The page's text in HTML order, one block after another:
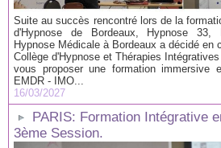
Suite au succès rencontré lors de la
d'Hypnose de Bordeaux, Hypnose
Hypnose Médicale à Bordeaux a décidé en
Collège d'Hypnose et Thérapies
vous proposer une formation
EMDR - IMO...
16/03/2027
PARIS: Formation Intégrative
3ème Session.